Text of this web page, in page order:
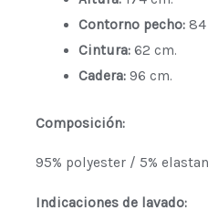
Contorno pecho:84
Cintura:62 cm.
Cadera:96 cm.
Composición:
95% polyester / 5%
Indicaciones de lavado: